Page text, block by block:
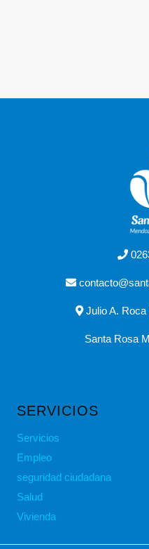
Julio A. Roca
Santa Rosa
SERVICIOS
Servicios
Empleo
seguridad ciudadana
Salud
Vivienda